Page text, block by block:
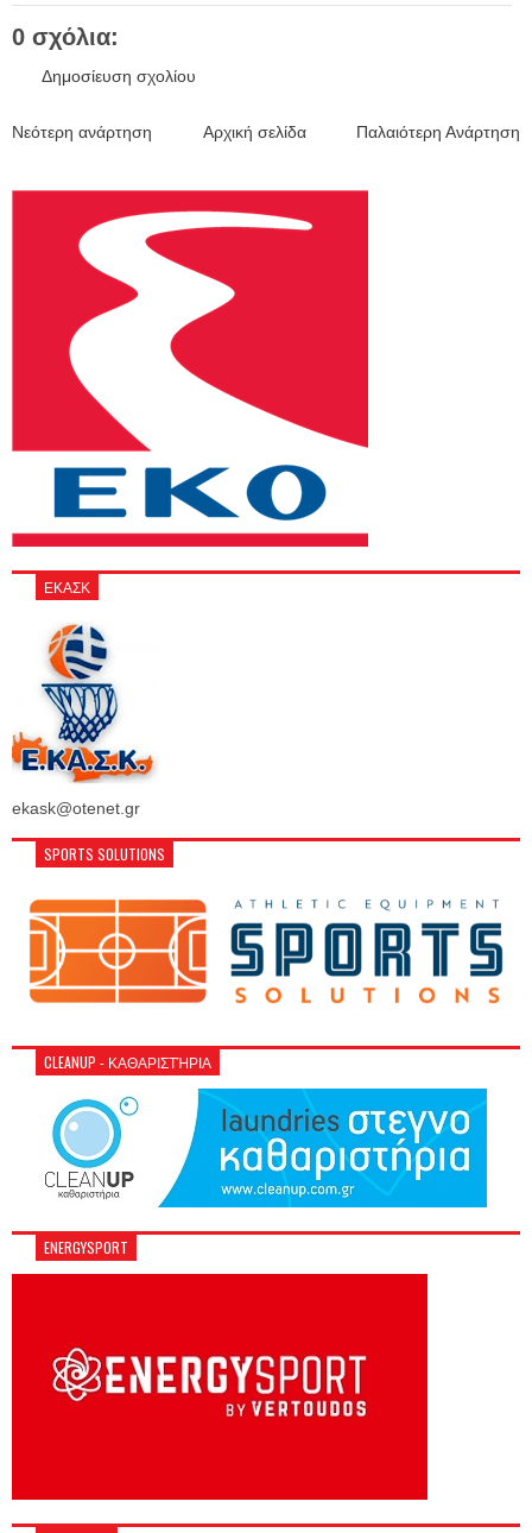
0 σχόλια:
Δημοσίευση σχολίου
Νεότερη ανάρτηση Παλαιότερη Ανάρτηση
Αρχική σελίδα
ΕΚΑΣΚ
ekask@otenet.gr
SPORTS SOLUTIONS
CLEANUP - ΚΑΘΑΡΙΣΤΉΡΙΑ
ENERGYSPORT